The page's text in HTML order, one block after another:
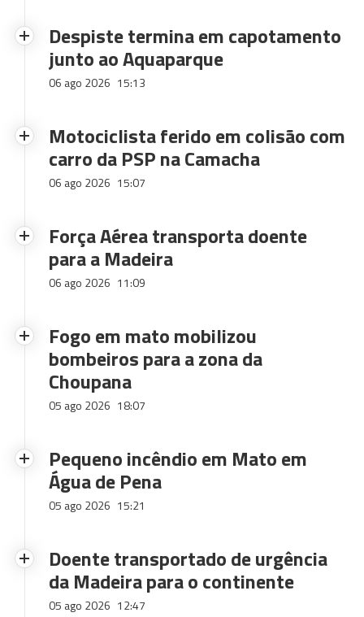
Despiste termina em capotamento
junto ao Aquaparque
06 ago 2026 15:13
Motociclista ferido em colisão com
carro da PSP na Camacha
06 ago 2026 15:07
Força Aérea transporta doente
para a Madeira
06 ago 2026 11:09
Fogo em mato mobilizou
bombeiros para a zona da
Choupana
05 ago 2026 18:07
Pequeno incêndio em Mato em
Água de Pena
05 ago 2026 15:21
Doente transportado de urgência
da Madeira para o continente
05 ago 2026 12:47